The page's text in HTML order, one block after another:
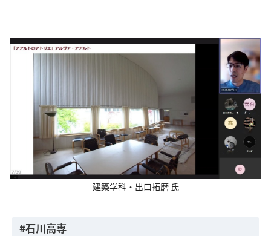
建築学科・出口拓磨 氏
#石川高専